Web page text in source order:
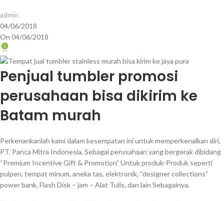
admin
04/06/2018
On 04/06/2018
0
Penjual tumbler promosi
perusahaan bisa dikirim ke
Batam murah
Perkenankanlah kami dalam kesempatan ini untuk memperkenalkan diri,
PT. Panca Mitra Indonesia, Sebagai perusahaan yang bergerak dibidang
“Premium Incentive Gift & Promotion” Untuk produk-Produk seperti
pulpen, tempat minum, aneka tas, elektronik, “designer collections”
power bank, Flash Disk – jam – Alat Tulis, dan lain Sebagainya.